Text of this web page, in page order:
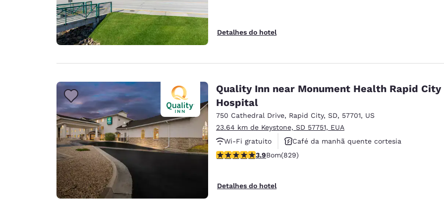
Detalhes do hotel
Quality Inn near Monument Health Rapid City
Hospital
750 Cathedral Drive, Rapid City, SD, 57701, US
23.64 km de Keystone, SD 57751, EUA
Wi-Fi gratuito
Café da manhã quente cortesia
Aceita animais de estimação
classificação 3.92 estrelas. Bom. 829 avaliações
3.9Bom(829)
Detalhes do hotel